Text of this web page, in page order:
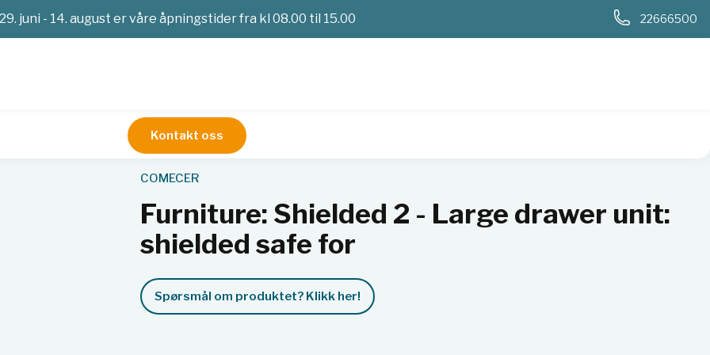
29. juni - 14. august er våre åpningstider fra kl 08.00 til 15.00 22666500
Kontakt oss
Blyskjermede møbler Furniture: Shielded 2 - Large drawer unit: shielded safe for
COMECER
Furniture: Shielded 2 - Large drawer unit:
shielded safe for
Spørsmål om produktet? Klikk her!